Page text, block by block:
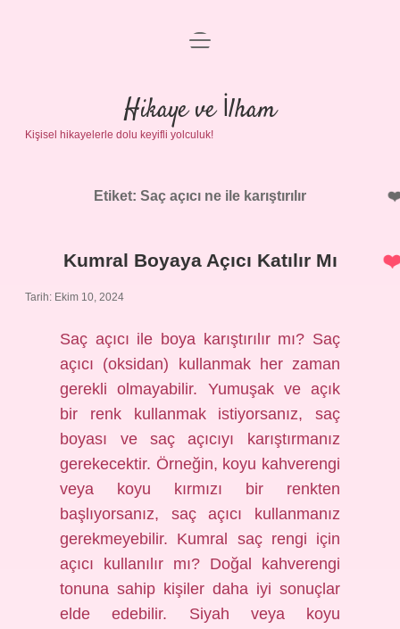
Anasayfa
Gizlilik Politikası
Yasal Uyarı
menüyü
Hikaye ve İlham
Kişisel hikayelerle dolu keyifli yolculuk!
Etiket: Saç açıcı ne ile karıştırılır
Kumral Boyaya Açıcı Katılır Mı
Tarih: Ekim 10, 2024
Saç açıcı ile boya karıştırılır mı? Saç
açıcı (oksidan) kullanmak her zaman
gerekli olmayabilir. Yumuşak ve açık
bir renk kullanmak istiyorsanız, saç
boyası ve saç açıcıyı karıştırmanız
gerekecektir. Örneğin, koyu kahverengi
veya koyu kırmızı bir renkten
başlıyorsanız, saç açıcı kullanmanız
gerekmeyebilir. Kumral saç rengi için
açıcı kullanılır mı? Doğal kahverengi
tonuna sahip kişiler daha iyi sonuçlar
elde edebilir. Siyah veya koyu